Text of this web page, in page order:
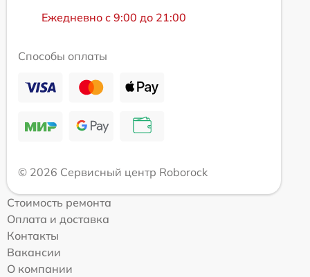
Ежедневно с 9:00 до 21:00
Способы оплаты
© 2026 Сервисный центр Roborock
Стоимость ремонта
Оплата и доставка
Контакты
Вакансии
О компании